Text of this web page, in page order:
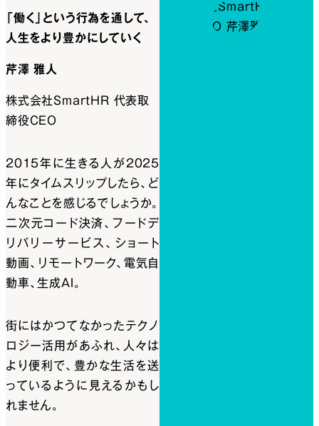
「働く」という行為を通して、
人生をより豊かにしていく
芹澤 雅人
株式会社SmartHR 代表取
締役CEO
2015年に生きる人が2025
年にタイムスリップしたら、ど
んなことを感じるでしょうか。
二次元コード決済、フードデ
リバリーサービス、ショート
動画、リモートワーク、電気自
動車、生成AI。
街にはかつてなかったテクノ
ロジー活用があふれ、人々は
より便利で、豊かな生活を送
っているように見えるかもし
れません。